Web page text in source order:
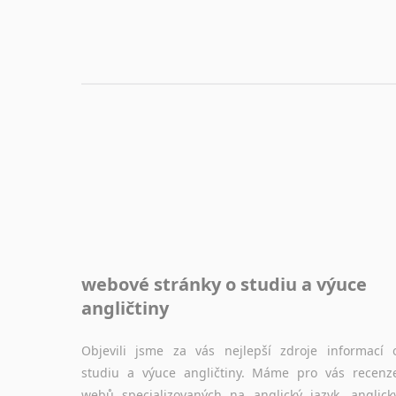
webové stránky o studiu a výuce
angličtiny
Objevili jsme za vás nejlepší zdroje informací
studiu a výuce angličtiny. Máme pro vás